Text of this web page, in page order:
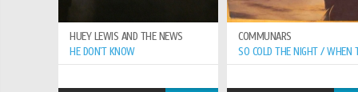
HUEY LEWIS AND THE NEWS
HE DON`T KNOW
COMMUNARS